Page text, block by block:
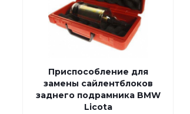
Приспособление для
замены сайлентблоков
заднего подрамника BMW
Licota